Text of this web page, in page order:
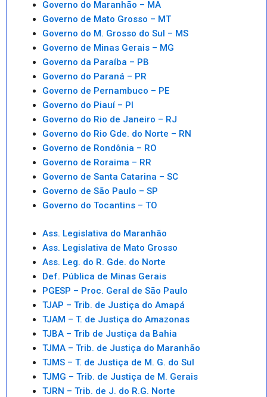
Governo do Maranhão – MA
Governo de Mato Grosso – MT
Governo do M. Grosso do Sul – MS
Governo de Minas Gerais – MG
Governo da Paraíba – PB
Governo do Paraná – PR
Governo de Pernambuco – PE
Governo do Piauí – PI
Governo do Rio de Janeiro – RJ
Governo do Rio Gde. do Norte – RN
Governo de Rondônia – RO
Governo de Roraima – RR
Governo de Santa Catarina – SC
Governo de São Paulo – SP
Governo do Tocantins – TO
Ass. Legislativa do Maranhão
Ass. Legislativa de Mato Grosso
Ass. Leg. do R. Gde. do Norte
Def. Pública de Minas Gerais
PGESP – Proc. Geral de São Paulo
TJAP – Trib. de Justiça do Amapá
TJAM – T. de Justiça do Amazonas
TJBA – Trib de Justiça da Bahia
TJMA – Trib. de Justiça do Maranhão
TJMS – T. de Justiça de M. G. do Sul
TJMG – Trib. de Justiça de M. Gerais
TJRN – Trib. de J. do R.G. Norte